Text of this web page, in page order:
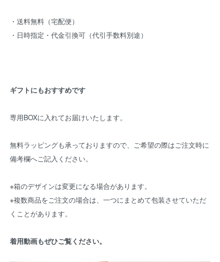
・送料無料（宅配便）
・日時指定・代金引換可（代引手数料別途）
ギフトにもおすすめです
専用BOXに入れてお届けいたします。
無料ラッピングも承っておりますので、ご希望の際はご注文時に
備考欄へご記入ください。
※箱のデザインは変更になる場合があります。
※複数商品をご注文の場合は、一つにまとめて包装させていただ
くことがあります。
着用動画もぜひご覧ください。